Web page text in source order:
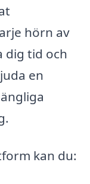
hörn av
dig tid och
en
kan du: